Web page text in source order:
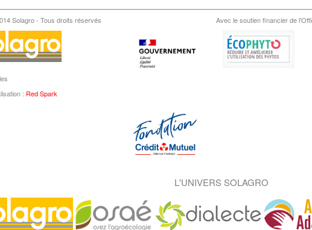
Solagro - Tous droits réservés
: Red Spark
Avec le soutien financier de
L'UNIVERS SOLAGRO